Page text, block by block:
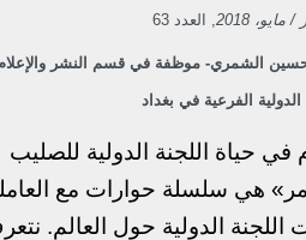
, العدد 63
حسين الشمري- موظفة في قسم النشر
الدولية الفرعية في بغداد
في حياة اللجنة الدولية للصليب
هي سلسلة حوارات مع
اللجنة الدولية حول العالم.